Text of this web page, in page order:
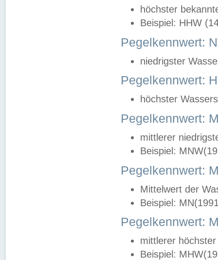
höchster
Beispiel: HHW
Pegelkennwert:
niedrigster
Pegelkennwert:
höchster
Pegelkennwert:
mittlerer
Beispiel:
Pegelkennwert:
Mittelwert der
Beispiel:
Pegelkennwert:
mittlerer
Beispiel: